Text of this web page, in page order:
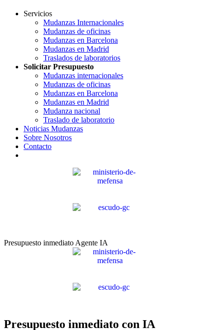
Servicios
Mudanzas Internacionales
Mudanzas de oficinas
Mudanzas en Barcelona
Mudanzas en Madrid
Traslados de laboratorios
Solicitar Presupuesto
Mudanzas internacionales
Mudanzas de oficinas
Mudanzas en Barcelona
Mudanzas en Madrid
Mudanza nacional
Traslado de laboratorio
Noticias Mudanzas
Sobre Nosotros
Contacto
Presupuesto inmediato Agente IA
Presupuesto inmediato con IA